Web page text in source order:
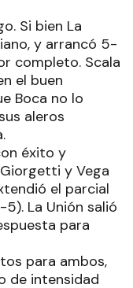
Si bien La
y arrancó 5-
completo. Scala
el buen
Boca no lo
aleros
éxito y
y Vega
el parcial
5). La Unión salió
para
para ambos,
de intensidad